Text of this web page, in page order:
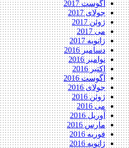
آگوست 2017
جولای 2017
ژوئن 2017
می 2017
ژانویه 2017
دسامبر 2016
نوامبر 2016
اکتبر 2016
آگوست 2016
جولای 2016
ژوئن 2016
می 2016
آوریل 2016
مارس 2016
فوریه 2016
ژانویه 2016